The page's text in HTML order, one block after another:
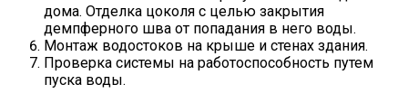
дома. Отделка цоколя с целью закрытия
демпферного шва от попадания в него воды.
Монтаж водостоков на крыше и стенах здания.
Проверка системы на работоспособность путем
пуска воды.